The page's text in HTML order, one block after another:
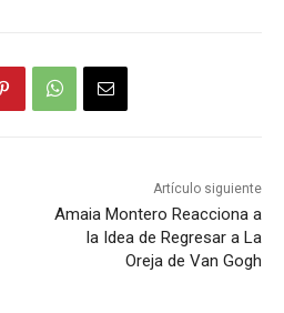
Artículo siguiente
Amaia Montero Reacciona a
la Idea de Regresar a La
Oreja de Van Gogh